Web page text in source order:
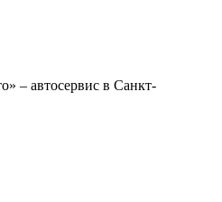
– автосервис в Санкт-